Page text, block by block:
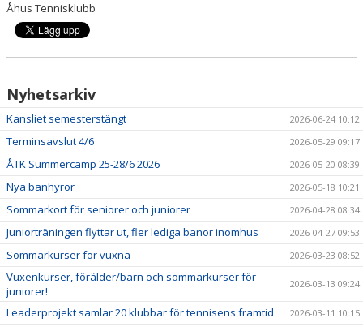
Åhus Tennisklubb
Nyhetsarkiv
Kansliet semesterstängt 2026-06-24 10:12
Terminsavslut 4/6 2026-05-29 09:17
ÅTK Summercamp 25-28/6 2026 2026-05-20 08:39
Nya banhyror 2026-05-18 10:21
Sommarkort för seniorer och juniorer 2026-04-28 08:34
Juniorträningen flyttar ut, fler lediga banor inomhus 2026-04-27 09:53
Sommarkurser för vuxna 2026-03-23 08:52
Vuxenkurser, förälder/barn och sommarkurser för
juniorer!
2026-03-13 09:24
Leaderprojekt samlar 20 klubbar för tennisens framtid 2026-03-11 10:15